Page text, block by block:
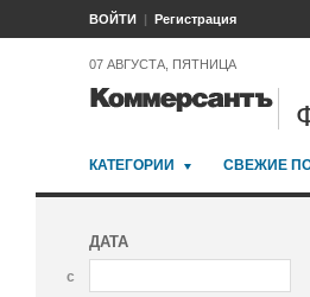
ВОЙТИ Регистрация
07 АВГУСТА, ПЯТНИЦА
КАТЕГОРИИ СВЕЖИЕ
ДАТА
с